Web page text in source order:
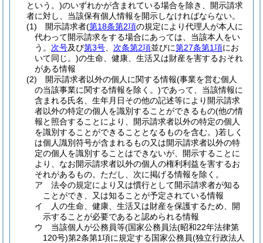
という。)のいずれかが含まれている場合を除き、開示請求
者に対し、当該保有個人情報を開示しなければならない。
(1)
開示請求者(第18条第2項の規定により代理人が本人に
代わって開示請求をする場合にあっては、当該本人をい
う。 次号及び第3号 次条第2項並びに第27条第1項にお
いて同じ。)の生命、健康、生活又は財産を害するおそれ
がある情報
(2)
開示請求者以外の個人に関する情報(事業を営む個人
の当該事業に関する情報を除く。)であって、当該情報に
含まれる氏名、生年月日その他の記述等により開示請求
者以外の特定の個人を識別することができるもの(他の情
報と照合することにより、開示請求者以外の特定の個人
を識別することができることとなるものを含む。)若しく
は個人識別符号が含まれるもの又は開示請求者以外の特
定の個人を識別することはできないが、開示することに
より、なお開示請求者以外の個人の権利利益を害するお
それがあるもの。 ただし、次に掲げる情報を除く。
ア
法令の規定により又は慣行として開示請求者が知る
ことができ、又は知ることが予定されている情報
イ
人の生命、健康、生活又は財産を保護するため、開
示することが必要であると認められる情報
ウ
当該個人が公務員等(国家公務員法(昭和22年法律第
120号)第2条第1項に規定する国家公務員(独立行政法人